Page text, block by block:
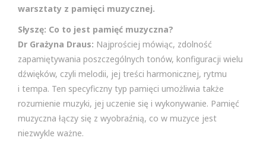
warsztaty z pamięci muzycznej.
Słyszę: Co to jest pamięć muzyczna?
Dr Grażyna Draus: Najprościej mówiąc, zdolność
zapamiętywania poszczególnych tonów, konfiguracji wielu
dźwięków, czyli melodii, jej treści harmonicznej, rytmu
i tempa. Ten specyficzny typ pamięci umożliwia także
rozumienie muzyki, jej uczenie się i wykonywanie. Pamięć
muzyczna łączy się z wyobraźnią, co w muzyce jest
niezwykle ważne.